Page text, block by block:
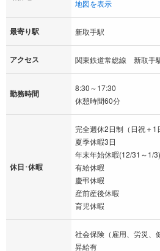
地図を表示
最寄り駅 新取手駅
アクセス 関東鉄道常総線 新取手
勤務時間
8:30～17:30
休憩時間60分
休日･休暇
完全週休2日制（日祝＋1
夏季休暇3日
年末年始休暇(12/31～1/3)
有給休暇
慶弔休暇
産前産後休暇
育児休暇
社会保険（雇用、労災、
昇給有